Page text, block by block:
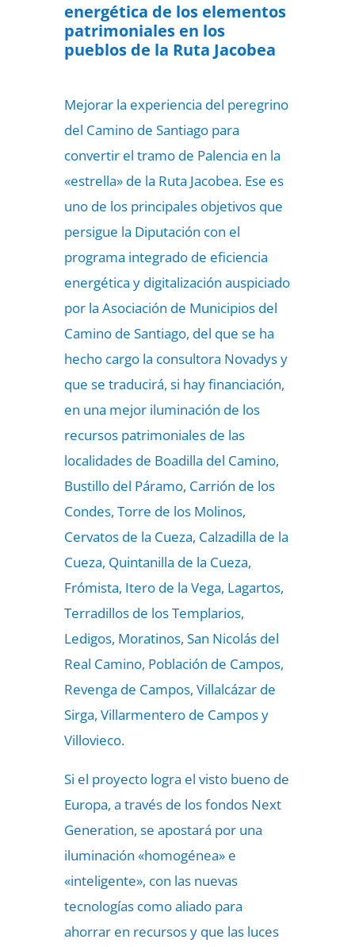
energética de los elementos
patrimoniales en los
pueblos de la Ruta Jacobea
Mejorar la experiencia del peregrino
del Camino de Santiago para
convertir el tramo de Palencia en la
«estrella» de la Ruta Jacobea. Ese es
uno de los principales objetivos que
persigue la Diputación con el
programa integrado de eficiencia
energética y digitalización auspiciado
por la Asociación de Municipios del
Camino de Santiago, del que se ha
hecho cargo la consultora Novadys y
que se traducirá, si hay financiación,
en una mejor iluminación de los
recursos patrimoniales de las
localidades de Boadilla del Camino,
Bustillo del Páramo, Carrión de los
Condes, Torre de los Molinos,
Cervatos de la Cueza, Calzadilla de la
Cueza, Quintanilla de la Cueza,
Frómista, Itero de la Vega, Lagartos,
Terradillos de los Templarios,
Ledigos, Moratinos, San Nicolás del
Real Camino, Población de Campos,
Revenga de Campos, Villalcázar de
Sirga, Villarmentero de Campos y
Villovieco.
Si el proyecto logra el visto bueno de
Europa, a través de los fondos Next
Generation, se apostará por una
iluminación «homogénea» e
«inteligente», con las nuevas
tecnologías como aliado para
ahorrar en recursos y que las luces